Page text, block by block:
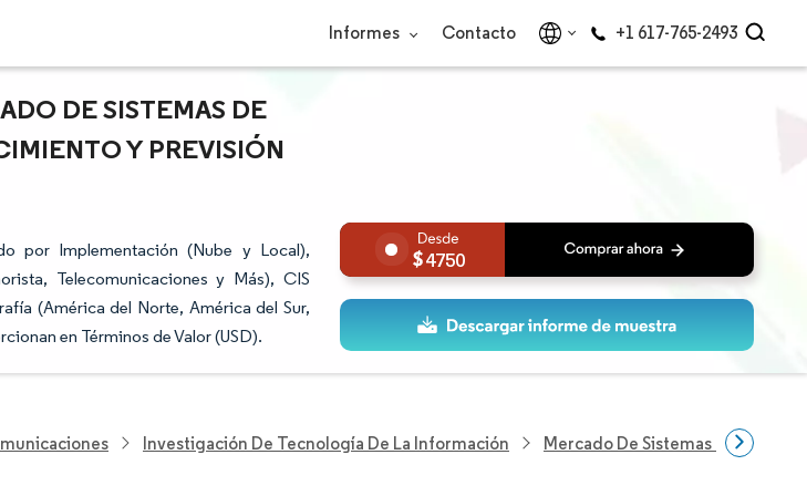
Informes Contacto +1 617-765-2493
DE SISTEMAS DE
Y PREVISIÓN
por Implementación (Nube y Local),
Telecomunicaciones y Más), CIS
(América del Norte, América del Sur,
en Términos de Valor (USD).
4750
Investigación De Tecnología De La Información Mercado De Sistemas De